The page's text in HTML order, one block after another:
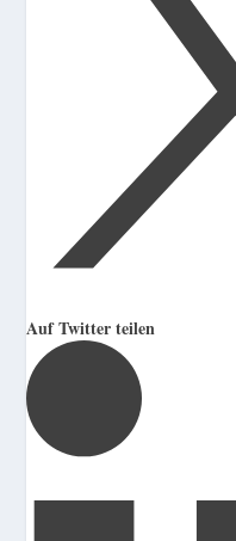
Auf Twitter teilen